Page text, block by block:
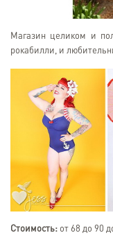
Магазин целиком и
рокабилли, и
Стоимость: от 68 до 90